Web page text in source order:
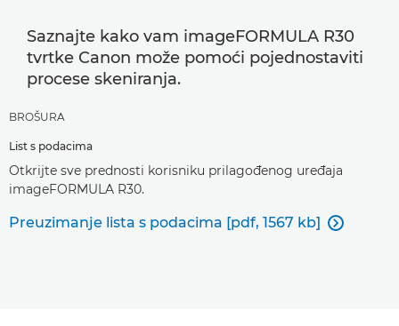
Saznajte kako vam imageFORMULA R30
tvrtke Canon može pomoći pojednostaviti
procese skeniranja.
BROŠURA
List s podacima
Otkrijte sve prednosti korisniku prilagođenog uređaja
imageFORMULA R30.
Preuzimanje lista s podacima [pdf, 1567 kb] 